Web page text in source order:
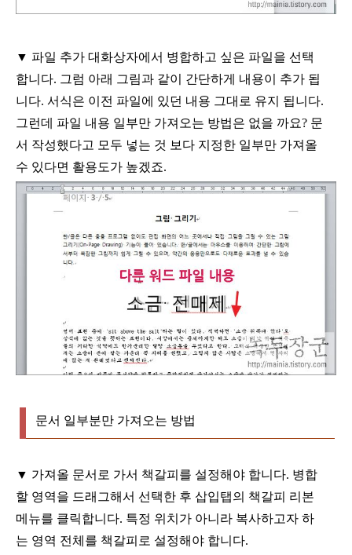
▼ 파일 추가 대화상자에서 병합하고 싶은 파일을 선택
합니다. 그럼 아래 그림과 같이 간단하게 내용이 추가 됩
니다. 서식은 이전 파일에 있던 내용 그대로 유지 됩니다.
그런데 파일 내용 일부만 가져오는 방법은 없을 까요? 문
서 작성했다고 모두 넣는 것 보다 지정한 일부만 가져올
수 있다면 활용도가 높겠죠.
문서 일부분만 가져오는 방법
▼ 가져올 문서로 가서 책갈피를 설정해야 합니다. 병합
할 영역을 드래그해서 선택한 후 삽입탭의 책갈피 리본
메뉴를 클릭합니다. 특정 위치가 아니라 복사하고자 하
는 영역 전체를 책갈피로 설정해야 합니다.